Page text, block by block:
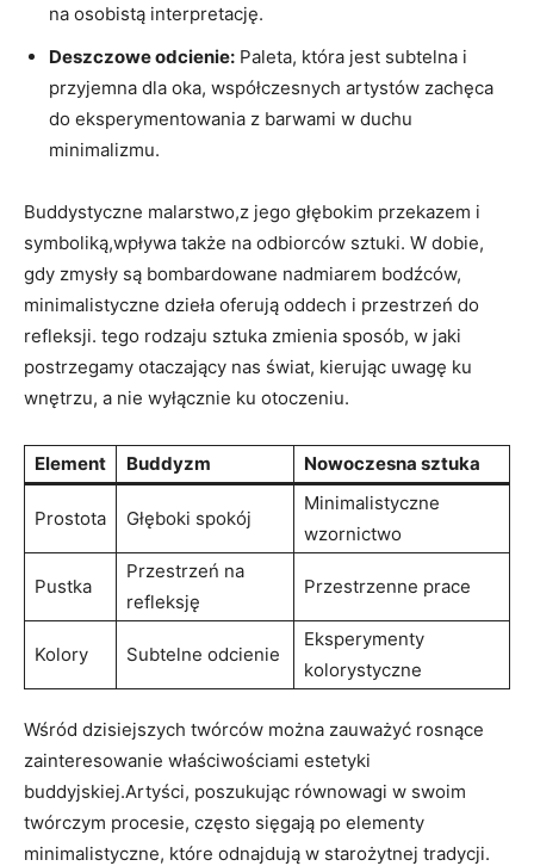
na osobistą interpretację.
Deszczowe odcienie: Paleta, która jest subtelna i
przyjemna dla oka, współczesnych artystów zachęca
do eksperymentowania z barwami w duchu
minimalizmu.
Buddystyczne malarstwo,z jego głębokim przekazem i
symboliką,wpływa także na odbiorców sztuki. W dobie,
gdy zmysły są bombardowane nadmiarem bodźców,
minimalistyczne dzieła oferują oddech i przestrzeń do
refleksji. tego rodzaju sztuka zmienia sposób, w jaki
postrzegamy otaczający nas świat, kierując uwagę ku
wnętrzu, a nie wyłącznie ku otoczeniu.
Element Buddyzm Nowoczesna sztuka
Prostota Głęboki spokój
Minimalistyczne
wzornictwo
Pustka
Przestrzeń na
refleksję
Przestrzenne prace
Kolory Subtelne odcienie
Eksperymenty
kolorystyczne
Wśród dzisiejszych twórców można zauważyć rosnące
zainteresowanie właściwościami estetyki
buddyjskiej.Artyści, poszukując równowagi w swoim
twórczym procesie, często sięgają po elementy
minimalistyczne, które odnajdują w starożytnej tradycji.